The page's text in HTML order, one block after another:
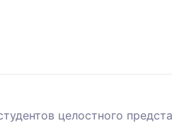
целостного